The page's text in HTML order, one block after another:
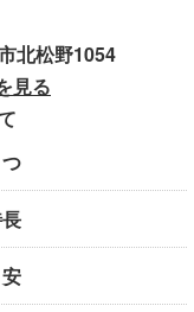
北松野1054
見る